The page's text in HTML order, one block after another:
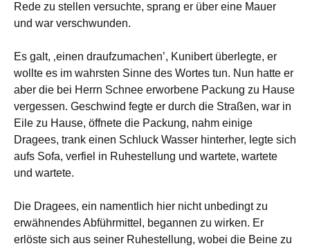
Rede zu stellen versuchte, sprang er über eine Mauer
und war verschwunden.
Es galt, ‚einen draufzumachen’, Kunibert überlegte, er
wollte es im wahrsten Sinne des Wortes tun. Nun hatte er
aber die bei Herrn Schnee erworbene Packung zu Hause
vergessen. Geschwind fegte er durch die Straßen, war in
Eile zu Hause, öffnete die Packung, nahm einige
Dragees, trank einen Schluck Wasser hinterher, legte sich
aufs Sofa, verfiel in Ruhestellung und wartete, wartete
und wartete.
Die Dragees, ein namentlich hier nicht unbedingt zu
erwähnendes Abführmittel, begannen zu wirken. Er
erlöste sich aus seiner Ruhestellung, wobei die Beine zu